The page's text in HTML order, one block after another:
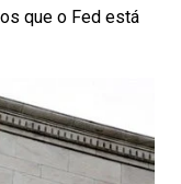
que o Fed está